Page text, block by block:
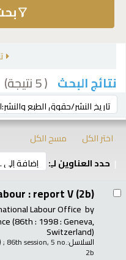
نتائج البحث ( 5 نتيجة)
ترتيب بواسطة:
اختر الكل
مسح الكل
حدد العناوين لـِ:
: report V (2b)
by
Labour Office
(86th : 1998 : Geneva,
Switzerland)
السلاسل:; 86th session, 5 no.
2b